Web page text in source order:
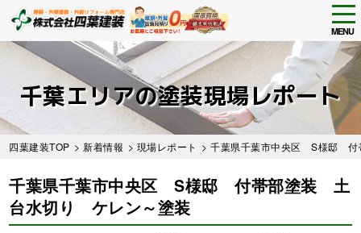
Skip
content
MENU
千葉エリアの塗装現場レポート
四葉建装TOP >新着情報 > 現場レポート > 千葉県千葉市中央区 S様邸
千葉県千葉市中央区 S様邸 付帯部塗装 土
台水切り ケレン～塗装